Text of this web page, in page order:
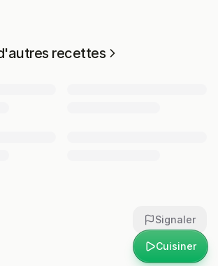
Cuisiner
recettes
Signaler